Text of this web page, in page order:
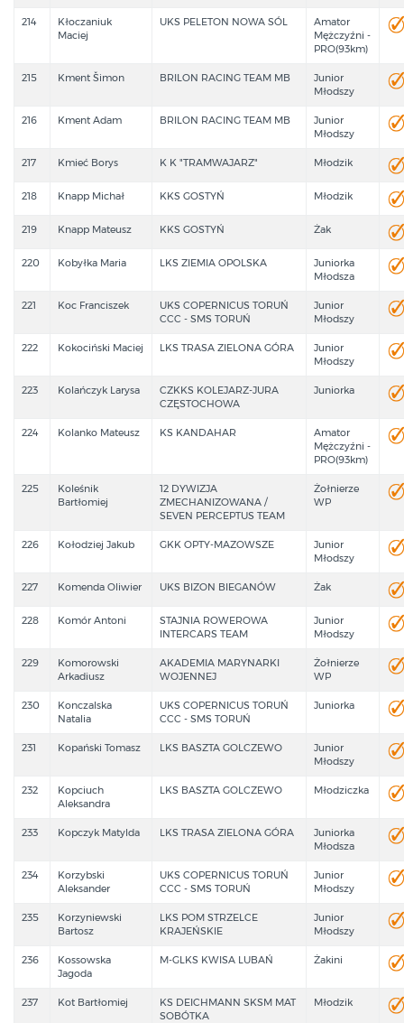
214
Kłoczaniuk
Maciej
UKS PELETON NOWA SÓL
Amator
Mężczyźni -
PRO(93km)
215 Kment Šimon BRILON RACING TEAM MB
Junior
Młodszy
216 Kment Adam BRILON RACING TEAM MB
Junior
Młodszy
217 Kmieć Borys K K "TRAMWAJARZ" Młodzik
218 Knapp Michał KKS GOSTYŃ Młodzik
219 Knapp Mateusz KKS GOSTYŃ Żak
220 Kobyłka Maria LKS ZIEMIA OPOLSKA
Juniorka
Młodsza
221 Koc Franciszek
UKS COPERNICUS TORUŃ
CCC - SMS TORUŃ
Junior
Młodszy
222 Kokociński Maciej LKS TRASA ZIELONA GÓRA
Junior
Młodszy
223 Kolańczyk Larysa
CZKKS KOLEJARZ-JURA
CZĘSTOCHOWA
Juniorka
224 Kolanko Mateusz KS KANDAHAR
Amator
Mężczyźni -
PRO(93km)
225
Koleśnik
Bartłomiej
12 DYWIZJA
ZMECHANIZOWANA /
SEVEN PERCEPTUS TEAM
Żołnierze
WP
226 Kołodziej Jakub GKK OPTY-MAZOWSZE
Junior
Młodszy
227 Komenda Oliwier UKS BIZON BIEGANÓW Żak
228 Komór Antoni
STAJNIA ROWEROWA
INTERCARS TEAM
Junior
Młodszy
229
Komorowski
Arkadiusz
AKADEMIA MARYNARKI
WOJENNEJ
Żołnierze
WP
230
Konczalska
Natalia
UKS COPERNICUS TORUŃ
CCC - SMS TORUŃ
Juniorka
231 Kopański Tomasz LKS BASZTA GOLCZEWO
Junior
Młodszy
232
Kopciuch
Aleksandra
LKS BASZTA GOLCZEWO Młodziczka
233 Kopczyk Matylda LKS TRASA ZIELONA GÓRA
Juniorka
Młodsza
234
Korzybski
Aleksander
UKS COPERNICUS TORUŃ
CCC - SMS TORUŃ
Junior
Młodszy
235
Korzyniewski
Bartosz
LKS POM STRZELCE
KRAJEŃSKIE
Junior
Młodszy
236
Kossowska
Jagoda
M-GLKS KWISA LUBAŃ Żakini
237 Kot Bartłomiej
KS DEICHMANN SKSM MAT
SOBÓTKA
Młodzik